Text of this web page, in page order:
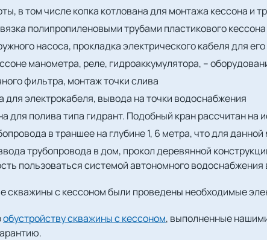
в том числе копка котлована для монтажа кессона и
полипропиленовыми трубами пластикового кессона
насоса, прокладка электрического кабеля для
манометра, реле, гидроаккумулятора, –
фильтра, монтаж точки слива
электрокабеля, вывода на точки водоснабжения
для полива типа гидрант. Подобный кран рассчитан
в траншее на глубине 1, 6 метра, что для
трубопровода в дом, прокол деревянной
пользоваться системой автономного водоснабжения
скважины с кессоном были проведены необходимые
обустройству скважины с кессоном, выполненные